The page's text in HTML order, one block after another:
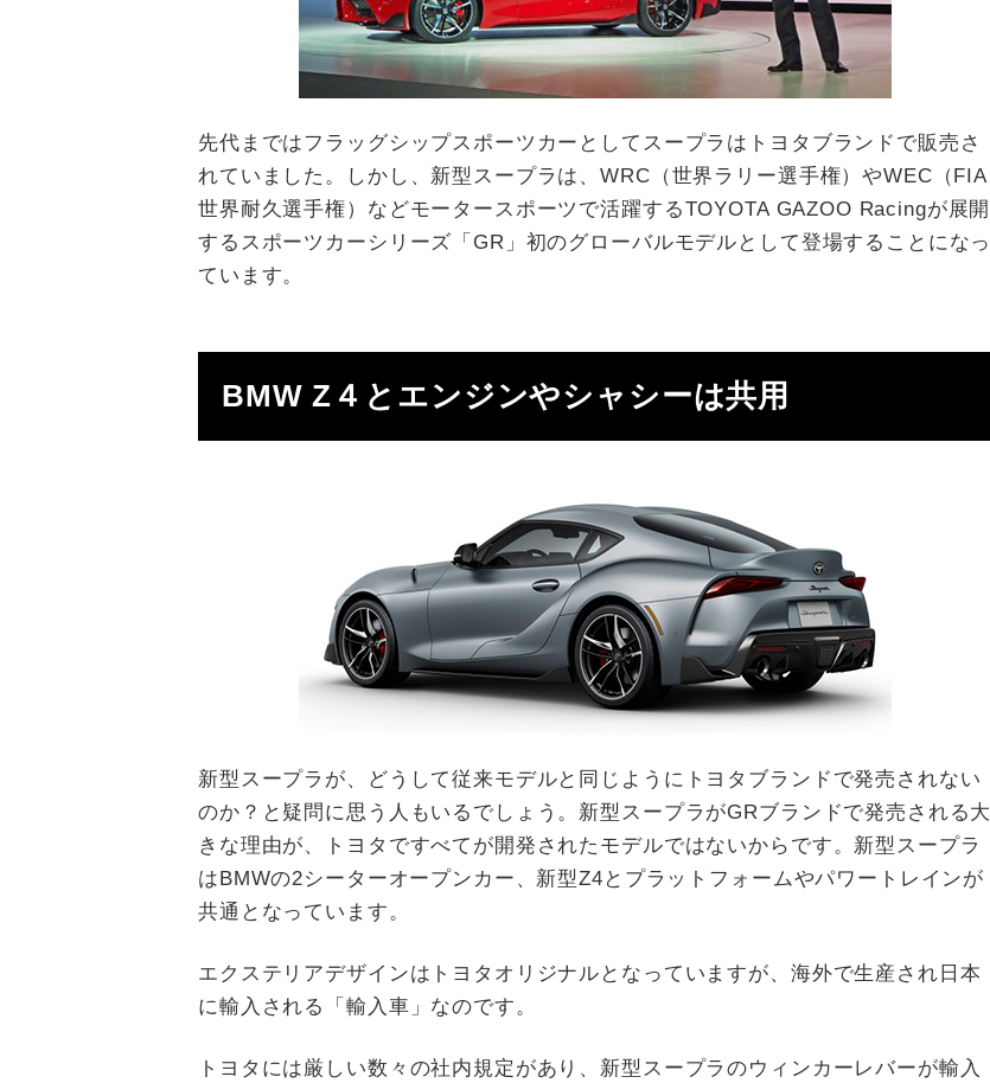
先代まではフラッグシップスポーツカーとしてスープラはトヨタブランドで販売さ
れていました。しかし、新型スープラは、WRC（世界ラリー選手権）やWEC（FIA
世界耐久選手権）などモータースポーツで活躍するTOYOTA GAZOO Racingが展開
するスポーツカーシリーズ「GR」初のグローバルモデルとして登場することになっ
ています。
BMW Z４とエンジンやシャシーは共用
新型スープラが、どうして従来モデルと同じようにトヨタブランドで発売されない
のか？と疑問に思う人もいるでしょう。新型スープラがGRブランドで発売される大
きな理由が、トヨタですべてが開発されたモデルではないからです。新型スープラ
はBMWの2シーターオープンカー、新型Z4とプラットフォームやパワートレインが
共通となっています。
エクステリアデザインはトヨタオリジナルとなっていますが、海外で生産され日本
に輸入される「輸入車」なのです。
トヨタには厳しい数々の社内規定があり、新型スープラのウィンカーレバーが輸入